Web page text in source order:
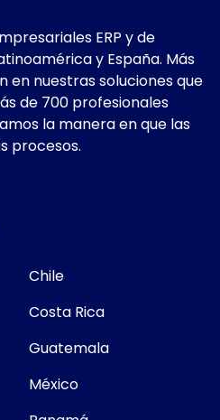
ERP y de
y España. Más
en nuestras soluciones que
de 700 profesionales
la manera en que las
procesos.
Chile
Costa Rica
Guatemala
México